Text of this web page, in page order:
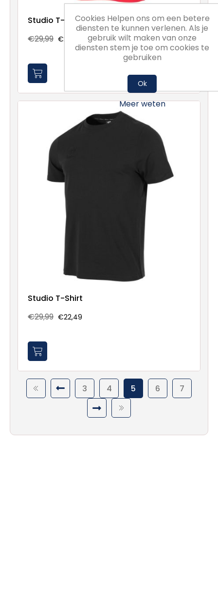
Studio T-Shirt
€29,99 €22,49
Studio T-Shirt
€29,99 €22,49
3 4 5 6 7
Cookies Helpen ons om een betere
diensten te kunnen verlenen. Als je
gebruik wilt maken van onze
diensten stem je toe om cookies te
gebruiken
Ok
Meer weten